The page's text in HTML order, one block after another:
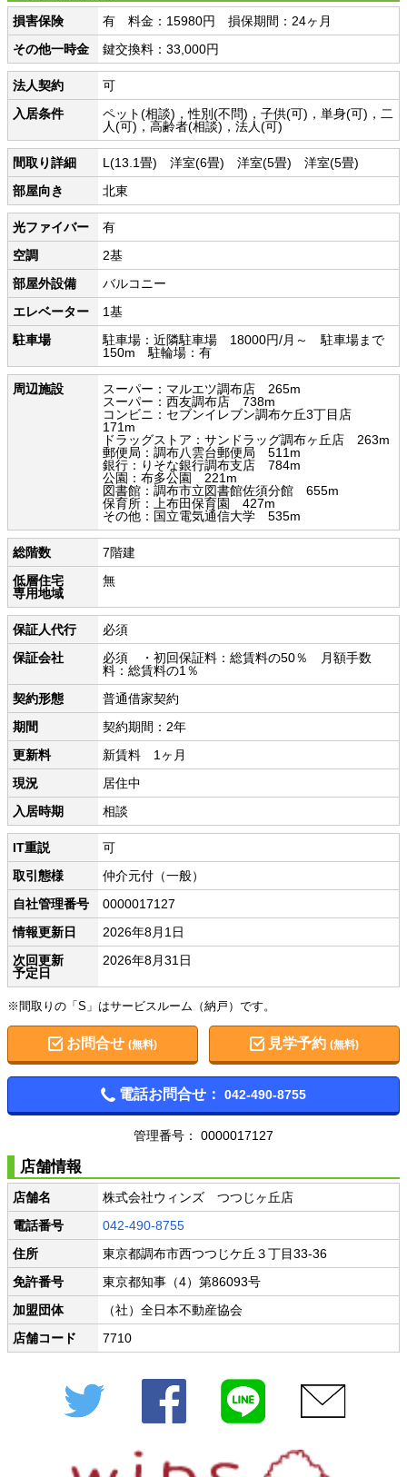
損害保険
有 料金：15980円 損保期間：24ヶ月
その他一時金
鍵交換料：33,000円
法人契約
可
入居条件
ペット(相談)，性別(不問)，子供(可)，単身(可)，二
人(可)，高齢者(相談)，法人(可)
間取り詳細
L(13.1畳) 洋室(6畳) 洋室(5畳) 洋室(5畳)
部屋向き
北東
光ファイバー
有
空調
2基
部屋外設備
バルコニー
エレベーター
1基
駐車場
駐車場：近隣駐車場 18000円/月～ 駐車場まで
150m 駐輪場：有
周辺施設
スーパー：マルエツ調布店 265m
スーパー：西友調布店 738m
コンビニ：セブンイレブン調布ケ丘3丁目店
171m
ドラッグストア：サンドラッグ調布ヶ丘店 263m
郵便局：調布八雲台郵便局 511m
銀行：りそな銀行調布支店 784m
公園：布多公園 221m
図書館：調布市立図書館佐須分館 655m
保育所：上布田保育園 427m
その他：国立電気通信大学 535m
総階数
7階建
低層住宅
専用地域
無
保証人代行
必須
保証会社
必須 ・初回保証料：総賃料の50％ 月額手数
料：総賃料の1％
契約形態
普通借家契約
期間
契約期間：2年
更新料
新賃料 1ヶ月
現況
居住中
入居時期
相談
IT重説
可
取引態様
仲介元付（一般）
自社管理番号
0000017127
情報更新日
2026年8月1日
次回更新
予定日
2026年8月31日
※間取りの「S」はサービスルーム（納戸）です。
お問合せ (無料) 見学予約(無料)
電話お問合せ： 042-490-8755
管理番号： 0000017127
店舗情報
店舗名
株式会社ウィンズ つつじヶ丘店
電話番号
042-490-8755
住所
東京都調布市西つつじケ丘３丁目33-36
免許番号
東京都知事（4）第86093号
加盟団体
（社）全日本不動産協会
店舗コード
7710
Twitter Facebook